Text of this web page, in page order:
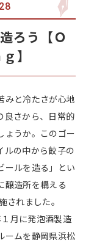
ろう【Ｏ
】
みと冷たさが心地
良さから、日常的
ょうか。このゴー
ルの中から餃子の
ールを造る」とい
醸造所を構える
されました。
月に発泡酒製造
ームを静岡県浜松